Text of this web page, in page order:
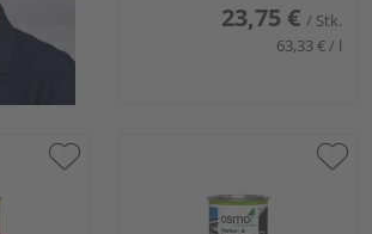
23,75 € / Stk.
63,33 € / l